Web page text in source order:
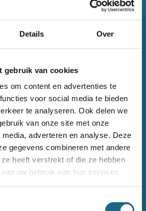
Details Over
gebruik van cookies
om content en advertenties te
voor social media te bieden
te analyseren. Ook delen we
van onze site met onze
adverteren en analyse. Deze
gegevens combineren met andere
heeft verstrekt of die ze hebben
uw gebruik van hun services.
hij deelt met Max Euwe. De
zeer sterk bezette open
Berlijn en New York. Hij
in de top-tien van de
team werd Van
als in 2005 Europees